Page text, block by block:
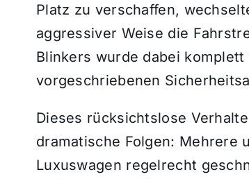
Platz zu verschaffen,
aggressiver Weise die
Blinkers wurde dabei
vorgeschriebenen
Dieses rücksichtslose
dramatische Folgen: Mehrere
Luxuswagen regelrecht